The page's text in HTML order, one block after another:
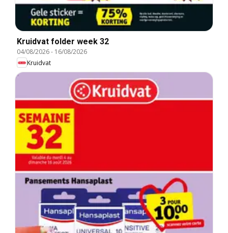
Kruidvat folder week 32
04/08/2026- 16/08/2026
Kruidvat